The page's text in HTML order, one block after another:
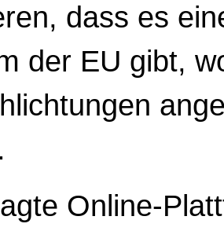
dass es
der EU gibt,
Online-